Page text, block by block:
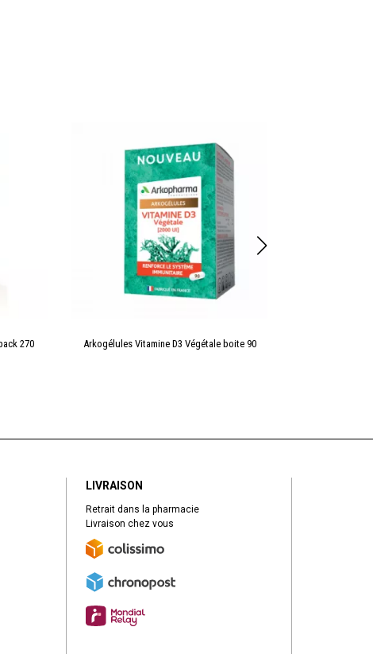
270
Arkogélules Vitamine D3 Végétale boite 90
LIVRAISON
Retrait dans la pharmacie
Livraison chez vous